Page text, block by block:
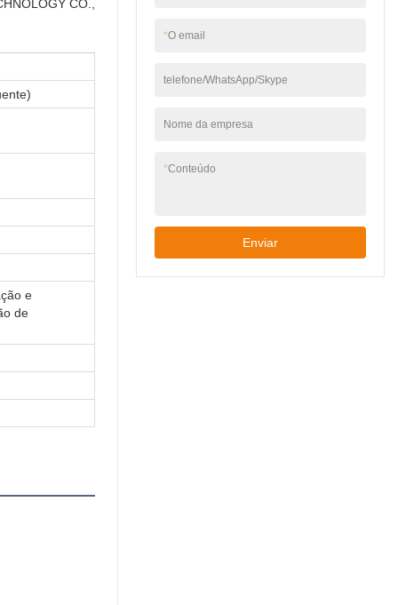
CO.,
e
de
*O email
telefone/WhatsApp/Skype
Nome da empresa
*Conteúdo
Enviar